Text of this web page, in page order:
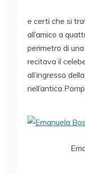
e certi che si
all’amico a
perimetro di
recitava il
all’ingresso
nell’antica